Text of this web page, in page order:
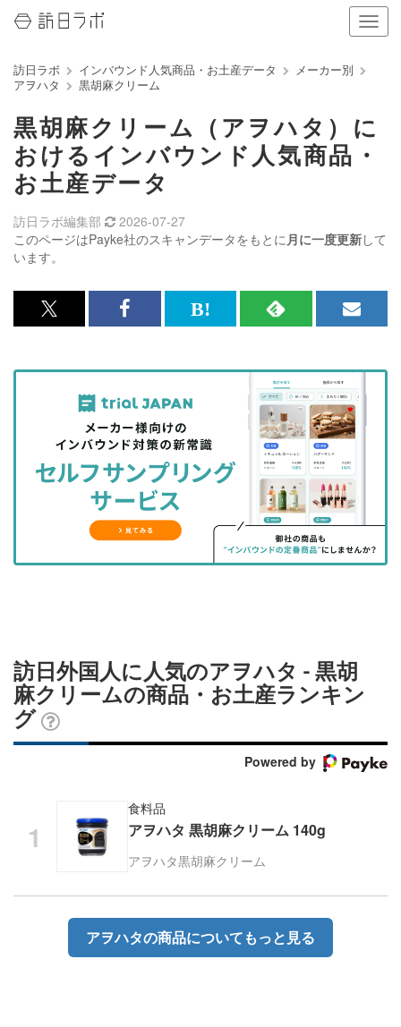
ナ
ビ
ン
の
り
る
訪日ラボ インバウンド人気商品・お土産データ
メーカー別
アヲハタ
黒胡麻クリーム
黒胡麻クリーム（アヲハタ）に
おけるインバウンド人気商品・
お土産データ
このページはPayke社のスキャンデータをもとに月に一度更新して
います。
訪日ラボ編集部 2026-07-27
x<br>
記
を
シ
ェ
る
Facebook<br>
記
事
を
シ
ェ
ア
す
る
は
な
ッ
ク
マ
に
RSS
記
事
を
購
読
す
る
メ
マ
ガ
登
録
す
る
訪日外国人に人気のアヲハタ - 黒胡
麻クリームの商品・お土産ランキン
グ
Powered by
食料品
アヲハタ 黒胡麻クリーム 140g
アヲハタ黒胡麻クリーム
アヲハタの商品についてもっと見る